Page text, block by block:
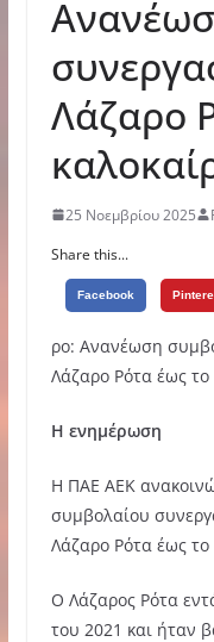
Λάζαρο
25 Νοεμβρίου 2025
Share this...
Facebook
ρο: Ανανέωση
Λάζαρο Ρότα έως το
Η ενημέρωση
Η ΠΑΕ ΑΕΚ
συμβολαίου
Λάζαρο Ρότα έως το
Ο Λάζαρος Ρότα
του 2021 και ήταν